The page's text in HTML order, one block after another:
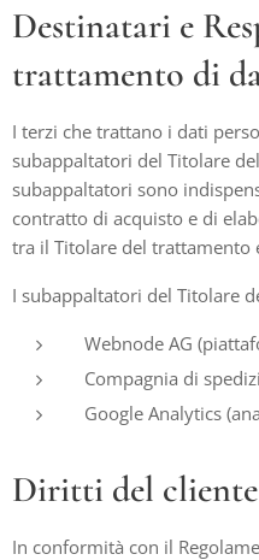
Destinatari e
trattamento di
I terzi che trattano i dati
subappaltatori del Titolare
subappaltatori sono
contratto di acquisto e di
tra il Titolare del trattamento
I subappaltatori del Titolare
Webnode AG
Compagnia di
Google Analytics
Diritti del cliente
In conformità con il